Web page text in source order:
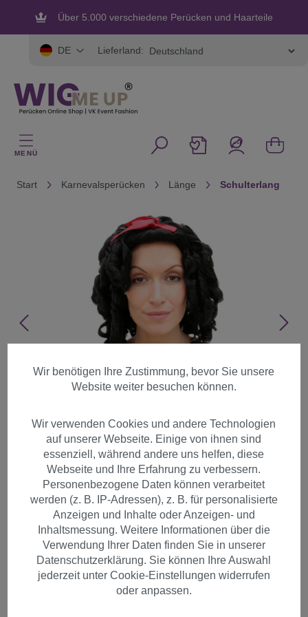
springenÜber 5.000 verschiedene Perücken und Haarteile
Flexible und sichere Zahlung
DE Lieferland:
MENÜ
Start Karnevalsperücken Länge Schulterlang
Perücke Barock SCHWARZ
Cosplay PW0038-P103
Wir benötigen Ihre Zustimmung, bevor Sie unsere
Website weiter besuchen können.
Wir verwenden Cookies und andere Technologien
auf unserer Webseite. Einige von ihnen sind
essenziell, während andere uns helfen, diese
Webseite und Ihre Erfahrung zu verbessern.
Personenbezogene Daten können verarbeitet
werden (z. B. IP-Adressen), z. B. für personalisierte
Anzeigen und Inhalte oder Anzeigen- und
Inhaltsmessung. Weitere Informationen über die
Verwendung Ihrer Daten finden Sie in unserer
Datenschutzerklärung. Sie können Ihre Auswahl
jederzeit unter Cookie-Einstellungen widerrufen
oder anpassen.